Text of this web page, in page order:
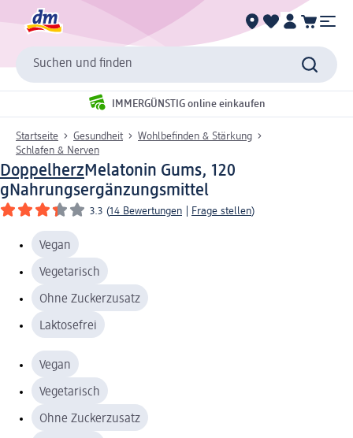
Suchen und finden
IMMERGÜNSTIG online einkaufen
Startseite Gesundheit
Wohlbefinden & Stärkung
Schlafen & Nerven
DoppelherzMelatonin Gums, 120
gNahrungsergänzungsmittel
3.3 (14 Bewertungen Frage stellen)
Vegan
Vegetarisch
Ohne Zuckerzusatz
Laktosefrei
Vegan
Vegetarisch
Ohne Zuckerzusatz